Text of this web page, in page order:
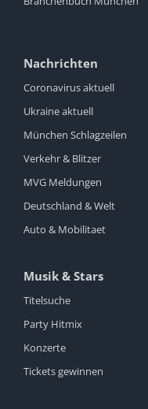
Nachrichten
Coronavirus aktuell
Ukraine aktuell
München Schlagzeilen
Verkehr & Blitzer
MVG Meldungen
Deutschland & Welt
Auto & Mobilitaet
Musik & Stars
Titelsuche
Party Hitmix
Konzerte
Tickets gewinnen